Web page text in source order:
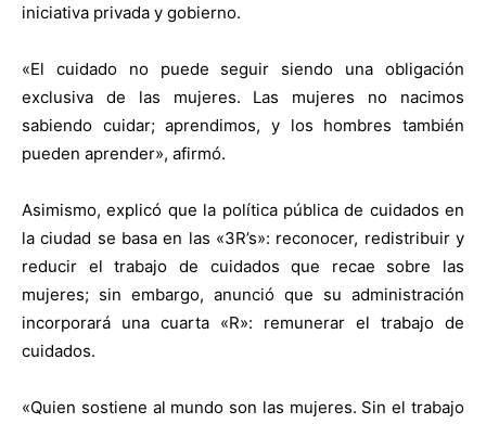
iniciativa privada y gobierno.
«El cuidado no puede seguir siendo una obligación
exclusiva de las mujeres. Las mujeres no nacimos
sabiendo cuidar; aprendimos, y los hombres también
pueden aprender», afirmó.
Asimismo, explicó que la política pública de cuidados en
la ciudad se basa en las «3R’s»: reconocer, redistribuir y
reducir el trabajo de cuidados que recae sobre las
mujeres; sin embargo, anunció que su administración
incorporará una cuarta «R»: remunerar el trabajo de
cuidados.
«Quien sostiene al mundo son las mujeres. Sin el trabajo